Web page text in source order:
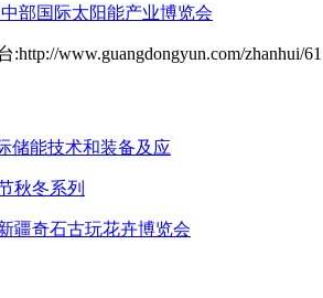
部国际太阳能产业博览会
www.guangdongyun.com/zhanhui/
储能技术和装备及应
秋冬系列
疆奇石古玩花卉博览会